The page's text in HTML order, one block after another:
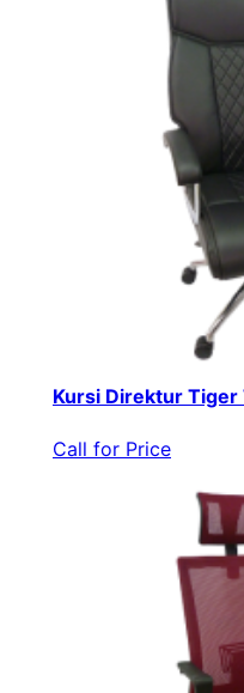
Kursi Direktur Tiger
Call for Price